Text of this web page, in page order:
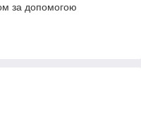
за допомогою